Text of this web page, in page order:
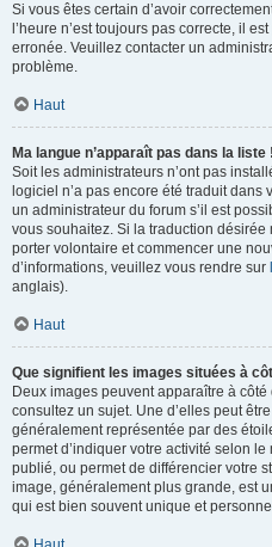
Si vous êtes certain d’avoir
l’heure n’est toujours pas correcte, il
erronée. Veuillez contacter un
problème.
Haut
Ma langue n’apparaît pas dans la liste !
Soit les administrateurs n’ont pas
logiciel n’a pas encore été traduit
un administrateur du forum s’il est
vous souhaitez. Si la traduction désirée
porter volontaire et commencer une
d’informations, veuillez vous rendre sur
anglais).
Haut
Que signifient les images situées à
Deux images peuvent apparaître à
consultez un sujet. Une d’elles peut
généralement représentée par des
permet d’indiquer votre activité selon
publié, ou permet de différencier votre
image, généralement plus grande, est
qui est bien souvent unique et